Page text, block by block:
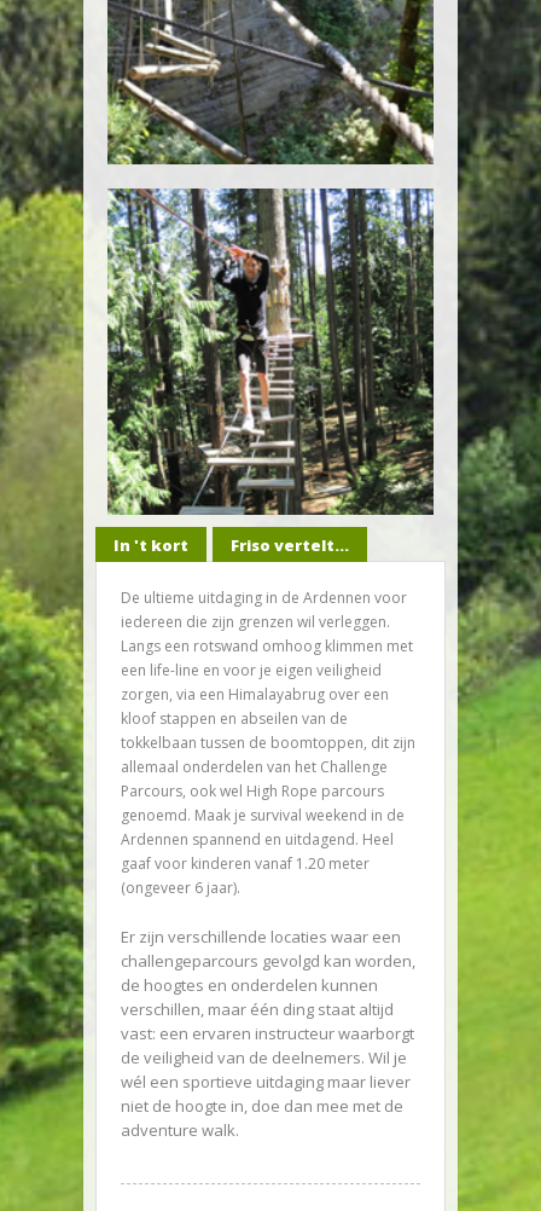
In 't kort Friso vertelt...
De ultieme uitdaging in de Ardennen voor
iedereen die zijn grenzen wil verleggen.
Langs een rotswand omhoog klimmen met
een life-line en voor je eigen veiligheid
zorgen, via een Himalayabrug over een
kloof stappen en abseilen van de
tokkelbaan tussen de boomtoppen, dit zijn
allemaal onderdelen van het Challenge
Parcours, ook wel High Rope parcours
genoemd. Maak je survival weekend in de
Ardennen spannend en uitdagend. Heel
gaaf voor kinderen vanaf 1.20 meter
(ongeveer 6 jaar).
Er zijn verschillende locaties waar een
challengeparcours gevolgd kan worden,
de hoogtes en onderdelen kunnen
verschillen, maar één ding staat altijd
vast: een ervaren instructeur waarborgt
de veiligheid van de deelnemers. Wil je
wél een sportieve uitdaging maar liever
niet de hoogte in, doe dan mee met de
adventure walk.